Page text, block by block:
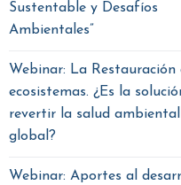
Sustentable y Desafíos
Ambientales”
Webinar: La Restauración
ecosistemas. ¿Es la
revertir la salud
global?
Webinar: Aportes al